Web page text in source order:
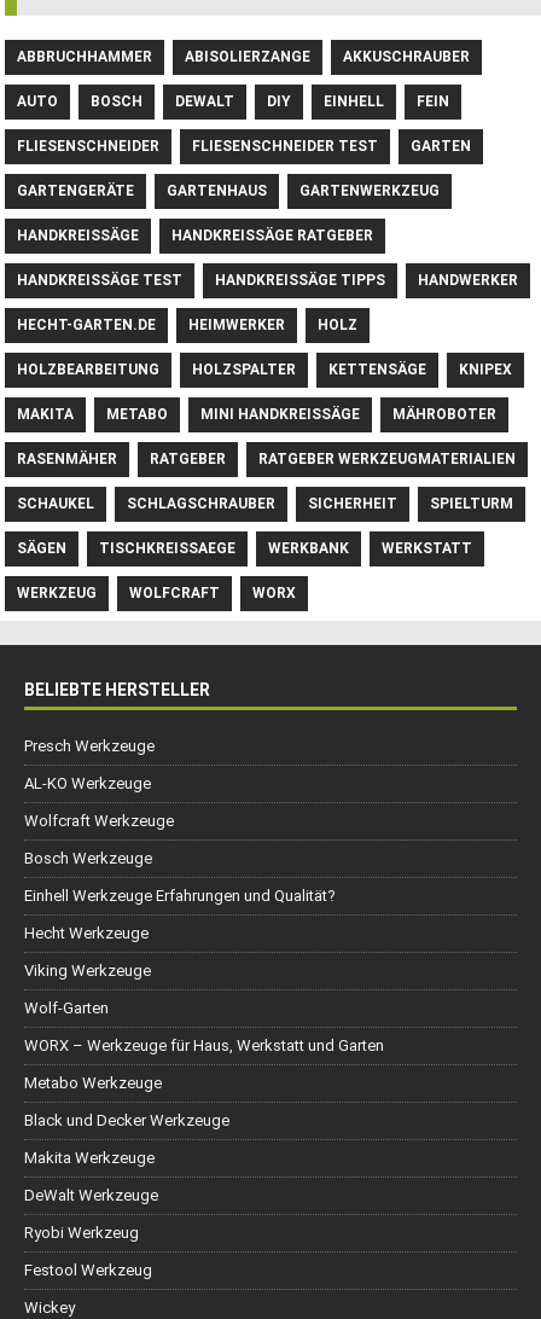
ABBRUCHHAMMER ABISOLIERZANGE AKKUSCHRAUBER
AUTO BOSCH DEWALT DIY EINHELL FEIN
FLIESENSCHNEIDER FLIESENSCHNEIDER TEST GARTEN
GARTENGERÄTE GARTENHAUS GARTENWERKZEUG
HANDKREISSÄGE HANDKREISSÄGE RATGEBER
HANDKREISSÄGE TEST HANDKREISSÄGE TIPPS HANDWERKER
HECHT-GARTEN.DE HEIMWERKER HOLZ
HOLZBEARBEITUNG HOLZSPALTER KETTENSÄGE KNIPEX
MAKITA METABO MINI HANDKREISSÄGE MÄHROBOTER
RASENMÄHER RATGEBER RATGEBER WERKZEUGMATERIALIEN
SCHAUKEL SCHLAGSCHRAUBER SICHERHEIT SPIELTURM
SÄGEN TISCHKREISSAEGE WERKBANK WERKSTATT
WERKZEUG WOLFCRAFT WORX
BELIEBTE HERSTELLER
Presch Werkzeuge
AL-KO Werkzeuge
Wolfcraft Werkzeuge
Bosch Werkzeuge
Einhell Werkzeuge Erfahrungen und Qualität?
Hecht Werkzeuge
Viking Werkzeuge
Wolf-Garten
WORX – Werkzeuge für Haus, Werkstatt und Garten
Metabo Werkzeuge
Black und Decker Werkzeuge
Makita Werkzeuge
DeWalt Werkzeuge
Ryobi Werkzeug
Festool Werkzeug
Wickey